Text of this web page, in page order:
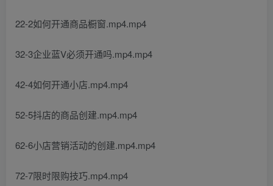
22-2如何开通商品橱窗.mp4.mp4
32-3企业蓝V必须开通吗.mp4.mp4
42-4如何开通小店.mp4.mp4
52-5抖店的商品创建.mp4.mp4
62-6小店营销活动的创建.mp4.mp4
72-7限时限购技巧.mp4.mp4